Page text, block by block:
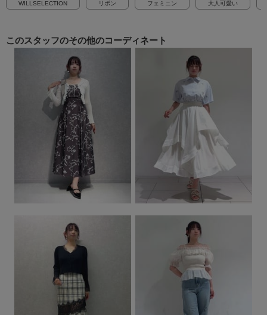
WILLSELECTION リボン フェミニン 大人可愛い
このスタッフのその他のコーディネート